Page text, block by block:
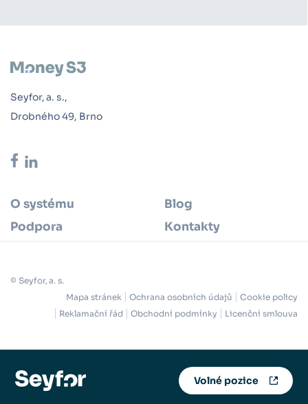
Seyfor, a. s.,
Drobného 49, Brno
O systému
Blog
Podpora
Kontakty
© Seyfor, a. s.
Mapa stránek
Ochrana osobních údajů
Cookie policy
Reklamační řád
Obchodní podmínky Licenční smlouva
Volné pozice